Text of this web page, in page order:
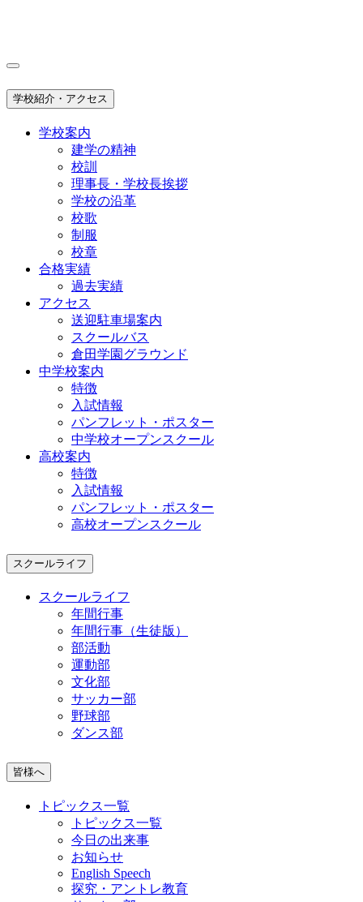
学校紹介・アクセス
学校案内
建学の精神
校訓
理事長・学校長挨拶
学校の沿革
校歌
制服
校章
合格実績
過去実績
アクセス
送迎駐車場案内
スクールバス
倉田学園グラウンド
中学校案内
特徴
入試情報
パンフレット・ポスター
中学校オープンスクール
高校案内
特徴
入試情報
パンフレット・ポスター
高校オープンスクール
スクールライフ
スクールライフ
年間行事
年間行事（生徒版）
部活動
運動部
文化部
サッカー部
野球部
ダンス部
皆様へ
トピックス一覧
トピックス一覧
今日の出来事
お知らせ
English Speech
探究・アントレ教育